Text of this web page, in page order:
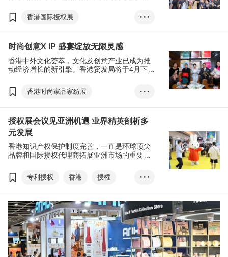
全方位涵盖多个相关范畴，为与会者创造更多
商机，促进区内知识产权贸易发展。
香港国际授权展
亚洲授权业会议
知识产权
• • •
时尚创意X IP 盛宴绽放无限灵感
香港中外文化荟萃，文化及创意产业已成为推
动经济增长的新引擎。香港贸发局将于4月下旬
跨行业的新机遇。
香港时尚家品家纺展
香港时装节
香港礼品及赠品展
香港国际印刷及包装展
香港奢侈品包装展
亚洲授权业会议
• • •
授权展会议见亚洲机遇 业界精英剖析多
元发展
香港知识产权保护制度完善，一直是环球顶尖
品牌和国际授权代理商拓展亚洲市场的重要平
展与第12届亚洲授权业会议早前圆满结束，创
建平台让国际授权商及授权代理商面对面洽商
专利授权 香港
授權
文創
DLAB香港礼品及赠品展
香港时尚家品展
香港国际家用纺织品展
香港时装节
• • •